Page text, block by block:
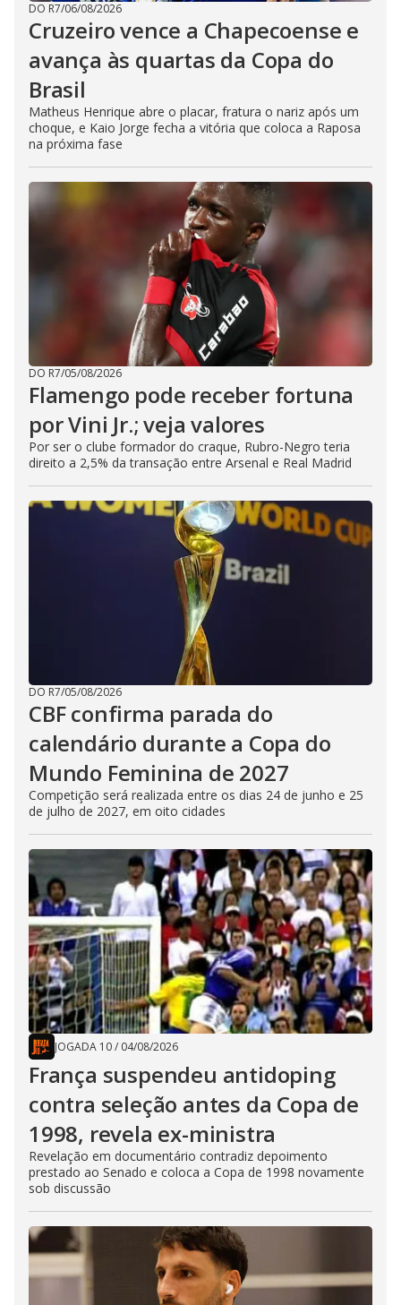
DO R7/06/08/2026
Cruzeiro vence a Chapecoense e
avança às quartas da Copa do
Brasil
Matheus Henrique abre o placar, fratura o nariz após um
choque, e Kaio Jorge fecha a vitória que coloca a Raposa
na próxima fase
DO R7/05/08/2026
Flamengo pode receber fortuna
por Vini Jr.; veja valores
Por ser o clube formador do craque, Rubro-Negro teria
direito a 2,5% da transação entre Arsenal e Real Madrid
DO R7/05/08/2026
CBF confirma parada do
calendário durante a Copa do
Mundo Feminina de 2027
Competição será realizada entre os dias 24 de junho e 25
de julho de 2027, em oito cidades
JOGADA 10/ 04/08/2026
França suspendeu antidoping
contra seleção antes da Copa de
1998, revela ex-ministra
Revelação em documentário contradiz depoimento
prestado ao Senado e coloca a Copa de 1998 novamente
sob discussão